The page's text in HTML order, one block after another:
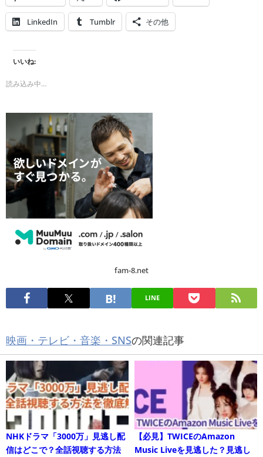
LinkedIn Tumblr その他
いいね:
読み込み中…
fam-8.net
LINE
映画・テレビ・音楽・SNSの関連記事
NHKドラマ「3000万」見逃し配
信はどこで？全話視聴する方法
【必見】TWICEのAmazon
Music Liveを見逃した？見逃し